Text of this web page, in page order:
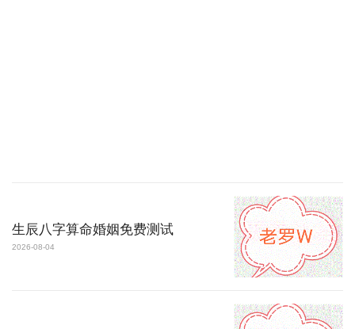
生辰八字算命婚姻免费测试
2026-08-04